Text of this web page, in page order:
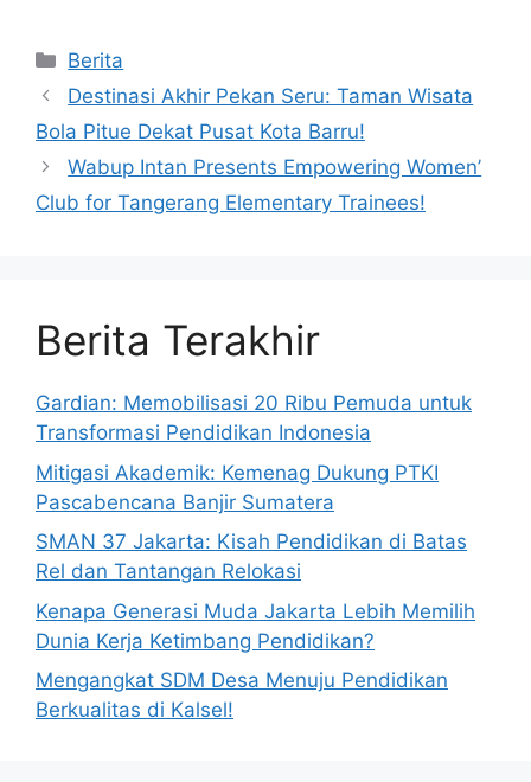
Kategori
Berita
Destinasi Akhir Pekan Seru: Taman Wisata
Bola Pitue Dekat Pusat Kota Barru!
Wabup Intan Presents Empowering Women’
Club for Tangerang Elementary Trainees!
Berita Terakhir
Gardian: Memobilisasi 20 Ribu Pemuda untuk
Transformasi Pendidikan Indonesia
Mitigasi Akademik: Kemenag Dukung PTKI
Pascabencana Banjir Sumatera
SMAN 37 Jakarta: Kisah Pendidikan di Batas
Rel dan Tantangan Relokasi
Kenapa Generasi Muda Jakarta Lebih Memilih
Dunia Kerja Ketimbang Pendidikan?
Mengangkat SDM Desa Menuju Pendidikan
Berkualitas di Kalsel!